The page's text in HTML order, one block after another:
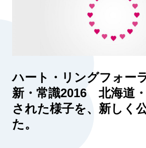
ハート・リングフォー
新・常識2016 北海道
された様子を、新しく
た。